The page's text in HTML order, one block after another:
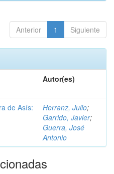
Anterior 1 Siguiente
Autor(es)
de Asís:
Herranz, Julio;
Garrido, Javier;
Guerra, José
Antonio